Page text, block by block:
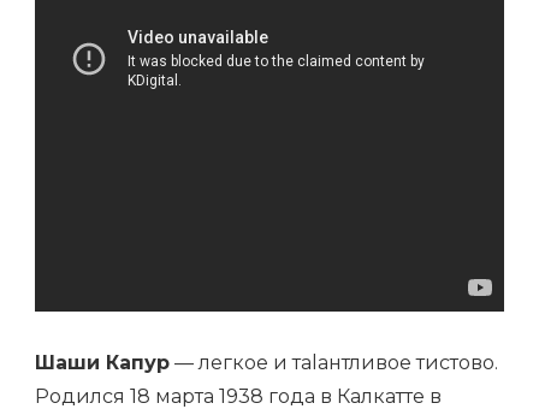
Шаши Капур — легкое и тalантливое тистово.
Родился 18 марта 1938 года в Калкатте в